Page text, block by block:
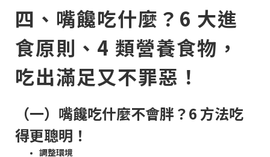
四、嘴饞吃什麼？6 大進
食原則、4 類營養食物，
吃出滿足又不罪惡！
（一）嘴饞吃什麼不會胖？6 方法吃
得更聰明！
調整環境